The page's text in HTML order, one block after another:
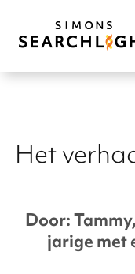
Het
Door:
jarige met